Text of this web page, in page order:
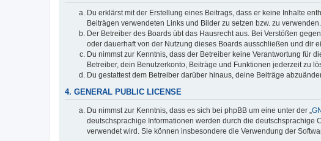
Du erklärst mit der Erstellung eines Beitrags, dass er keine Inhalte
Beiträgen verwendeten Links und Bilder zu setzen bzw. zu verwenden.
Der Betreiber des Boards übt das Hausrecht aus. Bei Verstößen
oder dauerhaft von der Nutzung dieses Boards ausschließen und dir
Du nimmst zur Kenntnis, dass der Betreiber keine Verantwortung für
Betreiber, dein Benutzerkonto, Beiträge und Funktionen jederzeit zu
Du gestattest dem Betreiber darüber hinaus, deine Beiträge
4. GENERAL PUBLIC LICENSE
Du nimmst zur Kenntnis, dass es sich bei phpBB um eine unter der „
deutschsprachige Informationen werden durch die deutschsprachige
verwendet wird. Sie können insbesondere die Verwendung der